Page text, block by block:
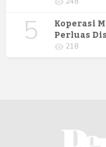
5 Koperasi
Perluas
218